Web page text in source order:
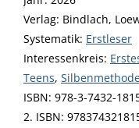
Verlag: Bindlach,
opens in new tab
Diesen Link in neuem
Systematik: Suche
Erstleser
Interessenkreis:
Teens,
ISBN: 978-3-7432-
2. ISBN: